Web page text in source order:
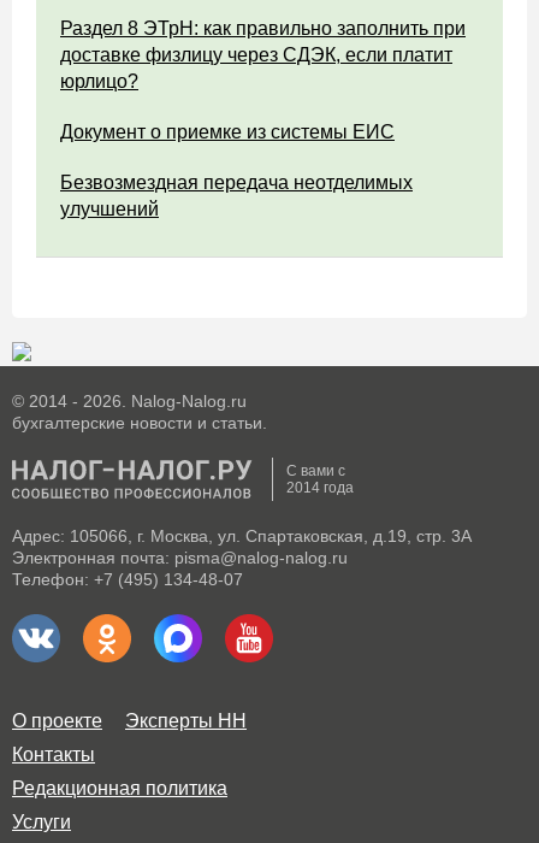
Раздел 8 ЭТрН: как правильно заполнить при
доставке физлицу через СДЭК, если платит
юрлицо?
Документ о приемке из системы ЕИС
Безвозмездная передача неотделимых
улучшений
© 2014 - 2026. Nalog-Nalog.ru
бухгалтерские новости и статьи.
С вами с
2014 года
Адрес: 105066, г. Москва, ул. Спартаковская, д.19, стр. 3А
Электронная почта: pisma@nalog-nalog.ru
Телефон: +7 (495) 134-48-07
О проекте
Эксперты НН
Контакты
Редакционная политика
Услуги